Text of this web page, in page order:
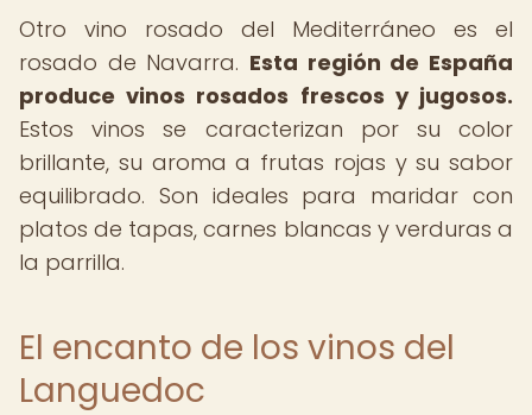
Otro vino rosado del Mediterráneo es el
rosado de Navarra. Esta región de España
produce vinos rosados frescos y jugosos.
Estos vinos se caracterizan por su color
brillante, su aroma a frutas rojas y su sabor
equilibrado. Son ideales para maridar con
platos de tapas, carnes blancas y verduras a
la parrilla.
El encanto de los vinos del
Languedoc